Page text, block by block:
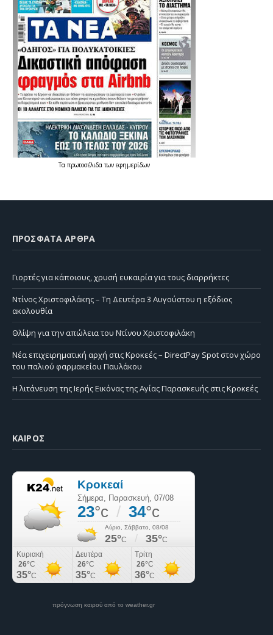
Τα πρωτοσέλιδατων εφημερίδων
ΠΡΌΣΦΑΤΑ ΆΡΘΡΑ
Γιορτές για κάποιους, χρυσή ευκαιρία για τους διαρρήκτες
Ντίνος Χριστοφιλάκης – Τη Δευτέρα 3 Αυγούστου η εξόδιος
ακολουθία
Θλίψη για την απώλεια του Ντίνου Χριστοφιλάκη
Νέα επιχειρηματική αρχή στις Κροκεές – DirectPay Spot στον χώρο
του παλιού φαρμακείου Παυλάκου
Η λιτάνευση της Ιερής Εικόνας της Αγίας Παρασκευής στις Κροκεές
ΚΑΙΡΌΣ
πρόγνωση καιρού από το weather.gr